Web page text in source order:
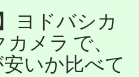
ヨドバシカ
メラ で、
いか比べて